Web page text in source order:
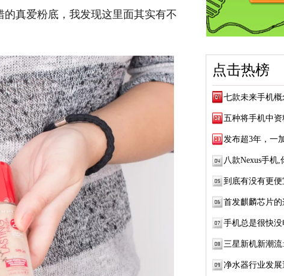
真爱粉底，我发现这里面其实有不
点击热榜
七款未来手机
五种将手机中资
发布超3年，一
八款Nexus手机,
到底有没有更便
首发麒麟芯片
手机总是很快
三星新机新潮
净水器行业发